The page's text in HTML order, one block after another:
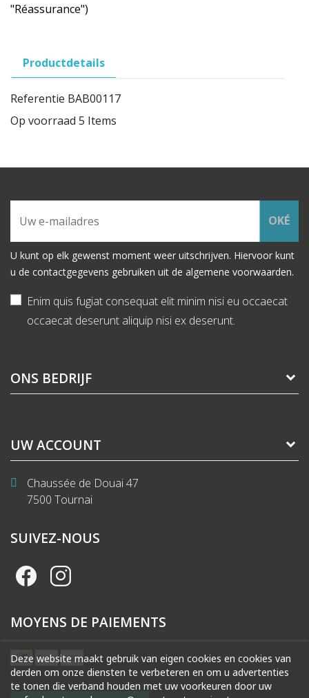
"Réassurance")
Productdetails
Referentie BAB00117
Op voorraad 5 Items
OKÉ
U kunt op elk gewenst moment weer uitschrijven. Hiervoor kunt
u de contactgegevens gebruiken uit de algemene voorwaarden.
Enim quis fugiat consequat elit minim nisi eu occaecat
occaecat deserunt aliquip nisi ex deserunt.
ONS BEDRIJF
UW ACCOUNT
Chaussée de Douai 47
7500 Tournai
Deze website maakt gebruik van eigen cookies en cookies van
derden om onze diensten te verbeteren en om u advertenties
te tonen die verband houden met uw voorkeuren door uw
SUIVEZ-NOUS
MOYENS DE PAIEMENTS